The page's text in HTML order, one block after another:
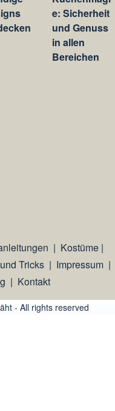
e: Sicherheit
und Genuss
in allen
Bereichen
| Kostüme|
Tricks| Impressum|
| Kontakt
- All rights reserved